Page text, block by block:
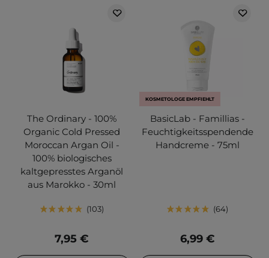
The Ordinary - 100%
Organic Cold Pressed
Moroccan Argan Oil -
100% biologisches
kaltgepresstes Arganöl
aus Marokko - 30ml
103
7,95 €
KOSMETOLOGE EMPFIEHLT
BasicLab - Famillias -
Feuchtigkeitsspendende
Handcreme - 75ml
64
6,99 €